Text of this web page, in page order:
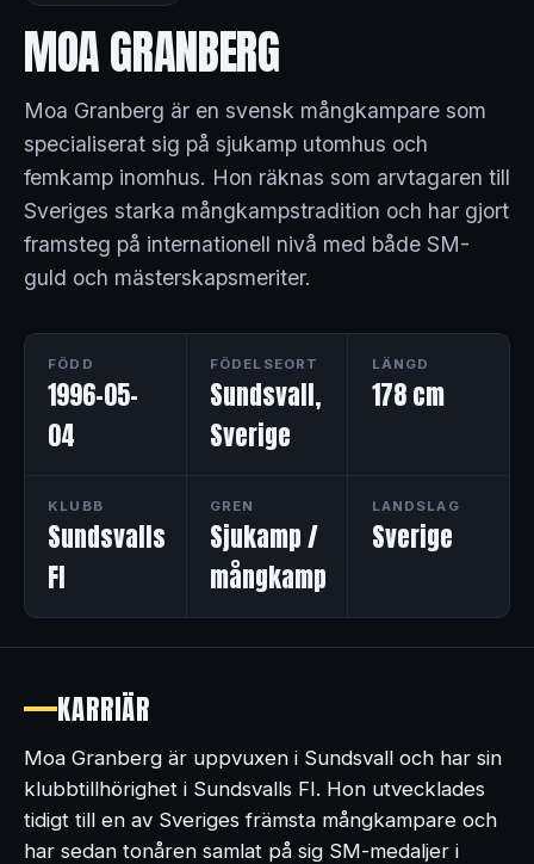
MOA GRANBERG
Moa Granberg är en svensk mångkampare som
specialiserat sig på sjukamp utomhus och
femkamp inomhus. Hon räknas som arvtagaren till
Sveriges starka mångkampstradition och har gjort
framsteg på internationell nivå med både SM-
guld och mästerskapsmeriter.
FÖDD
1996-05-
04
FÖDELSEORT
Sundsvall,
Sverige
LÄNGD
178 cm
KLUBB
Sundsvalls
FI
GREN
Sjukamp /
mångkamp
LANDSLAG
Sverige
KARRIÄR
Moa Granberg är uppvuxen i Sundsvall och har sin
klubbtillhörighet i Sundsvalls FI. Hon utvecklades
tidigt till en av Sveriges främsta mångkampare och
har sedan tonåren samlat på sig SM-medaljer i